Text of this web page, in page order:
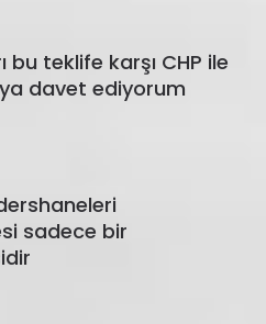
teklife karşı CHP ile
davet ediyorum
sadece bir